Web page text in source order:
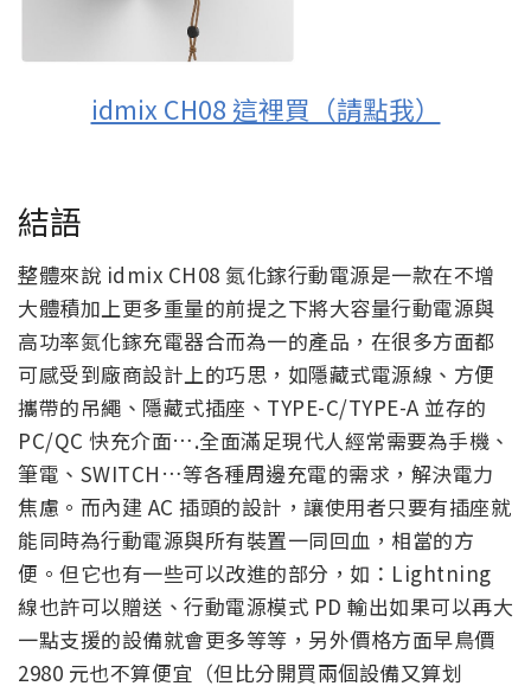
idmix CH08 這裡買（請點我）
結語
整體來說 idmix CH08 氮化鎵行動電源是一款在不增
大體積加上更多重量的前提之下將大容量行動電源與
高功率氮化鎵充電器合而為一的產品，在很多方面都
可感受到廠商設計上的巧思，如隱藏式電源線、方便
攜帶的吊繩、隱藏式插座、TYPE-C/TYPE-A 並存的
PC/QC 快充介面….全面滿足現代人經常需要為手機、
筆電、SWITCH…等各種周邊充電的需求，解決電力
焦慮。而內建 AC 插頭的設計，讓使用者只要有插座就
能同時為行動電源與所有裝置一同回血，相當的方
便。但它也有一些可以改進的部分，如：Lightning
線也許可以贈送、行動電源模式 PD 輸出如果可以再大
一點支援的設備就會更多等等，另外價格方面早鳥價
2980 元也不算便宜（但比分開買兩個設備又算划